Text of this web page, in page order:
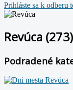
Prihláste sa k odberu
Revúca (273)
Podradené